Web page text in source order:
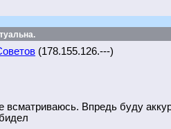
(178.155.126.---)
всматриваюсь. Впредь буду